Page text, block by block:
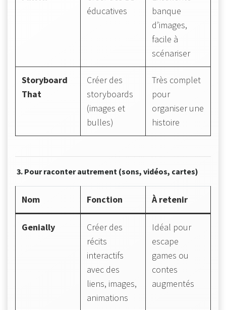
éducatives
banque
d’images,
facile à
scénariser
Storyboard
That
Créer des
storyboards
(images et
bulles)
Très complet
pour
organiser une
histoire
3. Pour raconter autrement (sons, vidéos, cartes)
Nom Fonction À retenir
Genially
Créer des
récits
interactifs
avec des
liens, images,
animations
Idéal pour
escape
games ou
contes
augmentés